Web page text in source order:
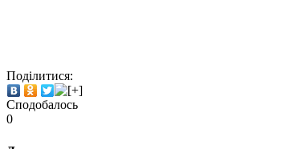
Поділитися:
Сподобалось
0